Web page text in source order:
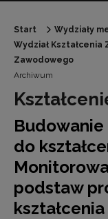
Start
Wydziały
Wydział
Zawodowego
Archiwum
do
podstaw